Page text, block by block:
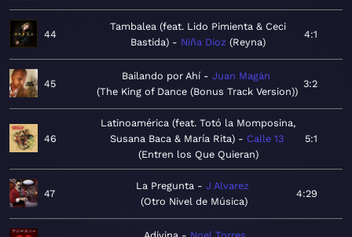
44
Tambalea (feat. Lido Pimienta & Ceci
Bastida)
Niña Dioz Reyna
4:1
45
Bailando por Ahí
Juan Magán
The King of Dance (Bonus Track Version)
3:2
46
Latinoamérica (feat. Totó la Momposina,
Susana Baca & María Rita)
Calle 13
Entren los Que Quieran
5:1
47
La Pregunta
J Alvarez
Otro Nivel de Música
4:29